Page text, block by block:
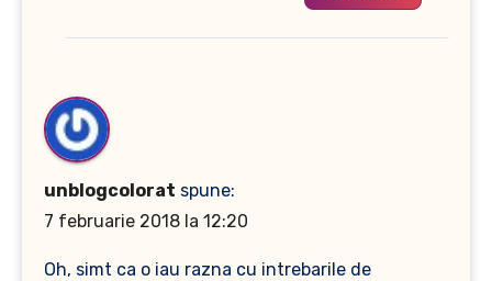
unblogcolorat spune:
7 februarie 2018 la 12:20
Oh, simt ca o iau razna cu intrebarile de